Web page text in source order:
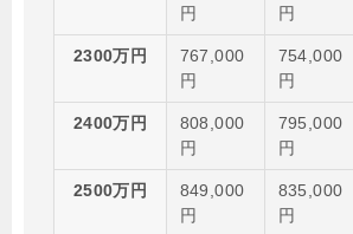
円
円
2300万円
767,000
円
754,000
円
2400万円
808,000
円
795,000
円
2500万円
849,000
円
835,000
円